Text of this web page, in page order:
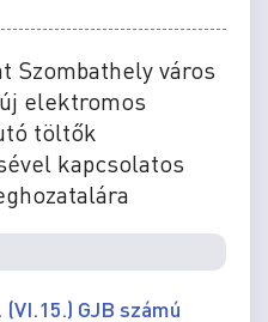
Szombathely város
elektromos
töltők
kapcsolatos
GJB számú